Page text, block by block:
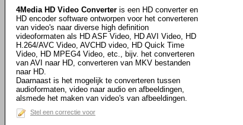
4Media HD Video Converter is een HD converter en
HD encoder software ontworpen voor het converteren
van video's naar diverse high definition
videoformaten als HD ASF Video, HD AVI Video, HD
H.264/AVC Video, AVCHD video, HD Quick Time
Video, HD MPEG4 Video, etc., bijv. het converteren
van AVI naar HD, converteren van MKV bestanden
naar HD.
Daarnaast is het mogelijk te converteren tussen
audioformaten, video naar audio en afbeeldingen,
alsmede het maken van video's van afbeeldingen.
Stel een correctie voor